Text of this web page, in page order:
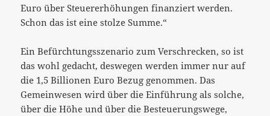
Euro über Steuererhöhungen finanziert werden.
Schon das ist eine stolze Summe.“
Ein Befürchtungsszenario zum Verschrecken, so ist
das wohl gedacht, deswegen werden immer nur auf
die 1,5 Billionen Euro Bezug genommen. Das
Gemeinwesen wird über die Einführung als solche,
über die Höhe und über die Besteuerungswege,